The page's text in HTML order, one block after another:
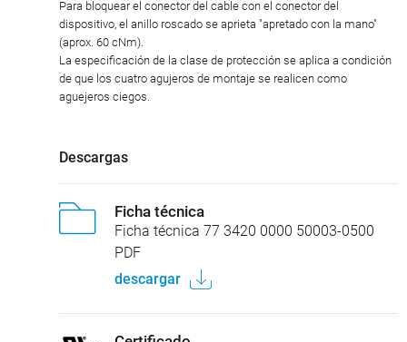
Para bloquear el conector del cable con el conector del
dispositivo, el anillo roscado se aprieta "apretado con la mano"
(aprox. 60 cNm).
La especificación de la clase de protección se aplica a condición
de que los cuatro agujeros de montaje se realicen como
aguejeros ciegos.
Descargas
Ficha técnica
Ficha técnica 77 3420 0000 50003-0500
PDF
descargar